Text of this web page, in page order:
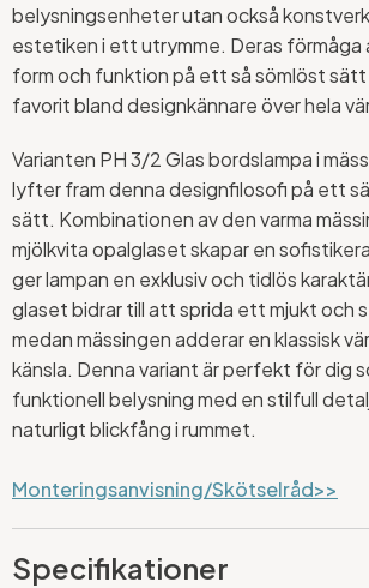
belysningsenheter utan också
estetiken i ett utrymme. Deras förmåga
form och funktion på ett så sömlöst sätt
favorit bland designkännare över hela
Varianten PH 3/2 Glas bordslampa i
lyfter fram denna designfilosofi på ett
sätt. Kombinationen av den varma
mjölkvita opalglaset skapar en
ger lampan en exklusiv och tidlös
glaset bidrar till att sprida ett mjukt och
medan mässingen adderar en klassisk
känsla. Denna variant är perfekt för dig
funktionell belysning med en stilfull
naturligt blickfång i rummet.
Monteringsanvisning/Skötselråd>>
Specifikationer